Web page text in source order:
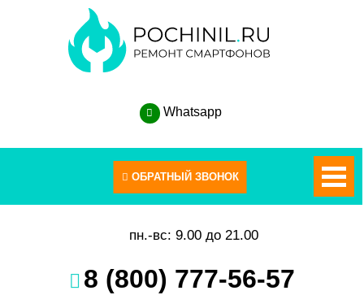
Whatsapp
пн.-вс: 9.00 до 21.00
8 (800) 777-56-57